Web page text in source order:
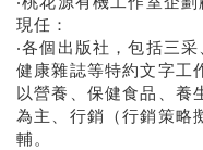
現任：
‧各個出版社，包括三
健康雜誌等特約文字工
以營養、保健食品、養
為主、行銷（行銷策略
輔。